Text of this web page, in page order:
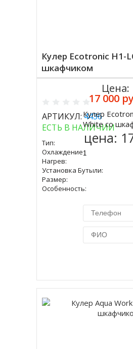
Кулер Ecotronic H1-
шкафчиком
АРТИКУЛ:4436
ЕСТЬ В НАЛИЧИИ
Тип:
Охлаждение:
Нагрев:
Установка Бутыли:
Размер:
Особенность:
Цена:
17 000
Купить
Кулер
White со
цена: